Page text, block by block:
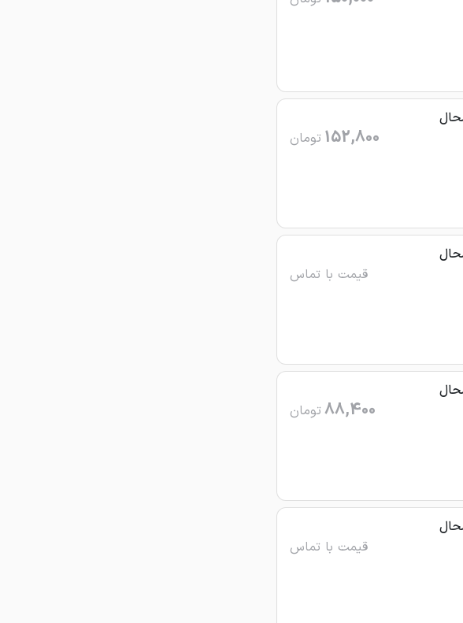
152,800 تومان
قیمت با تماس
88,400 تومان
قیمت با تماس